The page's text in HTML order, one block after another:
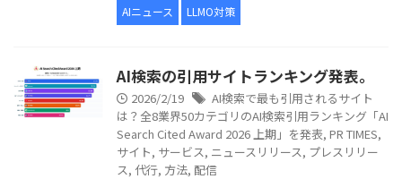
AIニュース LLMO対策
AI検索の引用サイトランキング発表。
2026/2/19
AI検索で最も引用されるサイト
は？全8業界50カテゴリのAI検索引用ランキング「AI
Search Cited Award 2026 上期」を発表, PR TIMES,
サイト, サービス, ニュースリリース, プレスリリー
ス, 代行, 方法, 配信